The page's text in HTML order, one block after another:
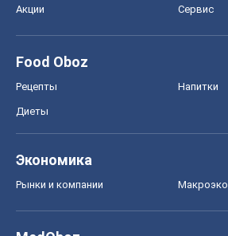
Акции Сервис
Food Oboz
Рецепты Напитки
Диеты
Экономика
Рынки и компании